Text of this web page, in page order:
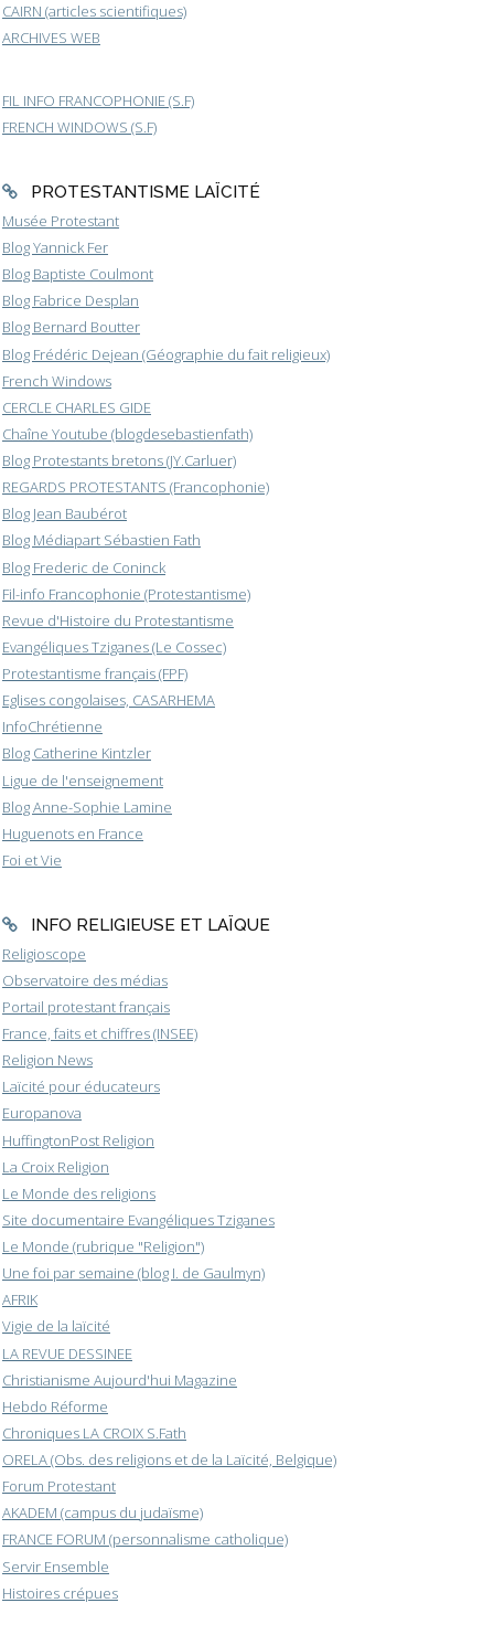
CAIRN (articles scientifiques)
ARCHIVES WEB
FIL INFO FRANCOPHONIE (S.F)
FRENCH WINDOWS (S.F)
PROTESTANTISME LAÏCITÉ
Musée Protestant
Blog Yannick Fer
Blog Baptiste Coulmont
Blog Fabrice Desplan
Blog Bernard Boutter
Blog Frédéric Dejean (Géographie du fait religieux)
French Windows
CERCLE CHARLES GIDE
Chaîne Youtube (blogdesebastienfath)
Blog Protestants bretons (JY.Carluer)
REGARDS PROTESTANTS (Francophonie)
Blog Jean Baubérot
Blog Médiapart Sébastien Fath
Blog Frederic de Coninck
Fil-info Francophonie (Protestantisme)
Revue d'Histoire du Protestantisme
Evangéliques Tziganes (Le Cossec)
Protestantisme français (FPF)
Eglises congolaises, CASARHEMA
InfoChrétienne
Blog Catherine Kintzler
Ligue de l'enseignement
Blog Anne-Sophie Lamine
Huguenots en France
Foi et Vie
INFO RELIGIEUSE ET LAÏQUE
Religioscope
Observatoire des médias
Portail protestant français
France, faits et chiffres (INSEE)
Religion News
Laïcité pour éducateurs
Europanova
HuffingtonPost Religion
La Croix Religion
Le Monde des religions
Site documentaire Evangéliques Tziganes
Le Monde (rubrique "Religion")
Une foi par semaine (blog I. de Gaulmyn)
AFRIK
Vigie de la laïcité
LA REVUE DESSINEE
Christianisme Aujourd'hui Magazine
Hebdo Réforme
Chroniques LA CROIX S.Fath
ORELA (Obs. des religions et de la Laïcité, Belgique)
Forum Protestant
AKADEM (campus du judaïsme)
FRANCE FORUM (personnalisme catholique)
Servir Ensemble
Histoires crépues